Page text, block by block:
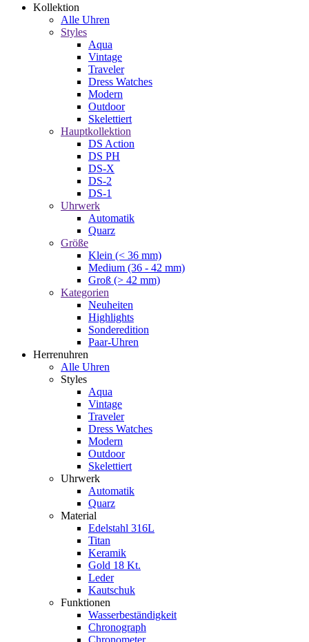
Kollektion
Alle Uhren
Styles
Aqua
Vintage
Traveler
Dress Watches
Modern
Outdoor
Skelettiert
Hauptkollektion
DS Action
DS PH
DS-X
DS-2
DS-1
Uhrwerk
Automatik
Quarz
Größe
Klein (< 36 mm)
Medium (36 - 42 mm)
Groß (> 42 mm)
Kategorien
Neuheiten
Highlights
Sonderedition
Paar-Uhren
Herrenuhren
Alle Uhren
Styles
Aqua
Vintage
Traveler
Dress Watches
Modern
Outdoor
Skelettiert
Uhrwerk
Automatik
Quarz
Material
Edelstahl 316L
Titan
Keramik
Gold 18 Kt.
Leder
Kautschuk
Funktionen
Wasserbeständigkeit
Chronograph
Chronometer